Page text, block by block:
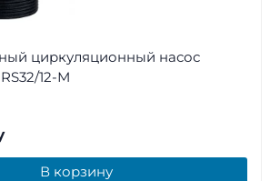
циркуляционный насос
12-М
В корзину